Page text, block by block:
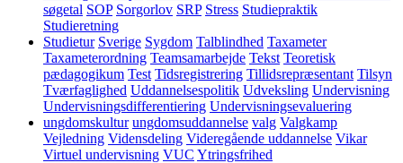
søgetal SOP Sorgorlov SRP Stress Studiepraktik
Studieretning
Studietur Sverige Sygdom Talblindhed Taxameter
Taxameterordning Teamsamarbejde Tekst Teoretisk
pædagogikum Test Tidsregistrering Tillidsrepræsentant Tilsyn
Tværfaglighed Uddannelsespolitik Udveksling Undervisning
Undervisningsdifferentiering Undervisningsevaluering
ungdomskultur ungdomsuddannelse valg Valgkamp
Vejledning Vidensdeling Videregående uddannelse Vikar
Virtuel undervisning VUC Ytringsfrihed